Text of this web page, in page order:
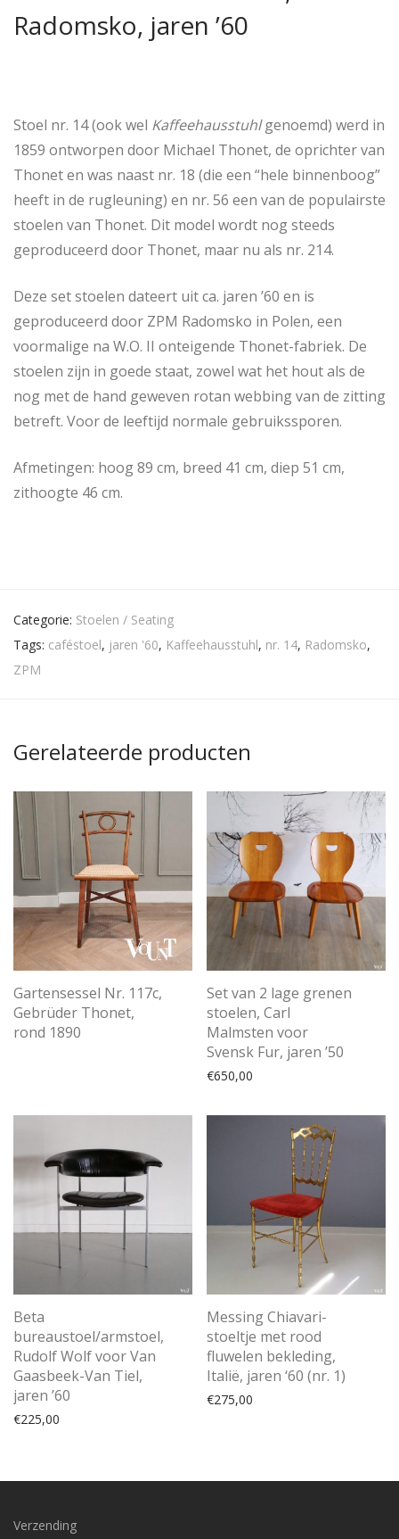
Radomsko, jaren ’60
Stoel nr. 14 (ook wel Kaffeehausstuhlgenoemd) werd in
1859 ontworpen door Michael Thonet, de oprichter van
Thonet en was naast nr. 18 (die een “hele binnenboog”
heeft in de rugleuning) en nr. 56 een van de populairste
stoelen van Thonet. Dit model wordt nog steeds
geproduceerd door Thonet, maar nu als nr. 214.
Deze set stoelen dateert uit ca. jaren ’60 en is
geproduceerd door ZPM Radomsko in Polen, een
voormalige na W.O. II onteigende Thonet-fabriek. De
stoelen zijn in goede staat, zowel wat het hout als de
nog met de hand geweven rotan webbing van de zitting
betreft. Voor de leeftijd normale gebruikssporen.
Afmetingen: hoog 89 cm, breed 41 cm, diep 51 cm,
zithoogte 46 cm.
Categorie: Stoelen / Seating
Tags: caféstoel, jaren '60, Kaffeehausstuhl, nr. 14, Radomsko,
ZPM
Gerelateerde producten
Gartensessel Nr. 117c,
Gebrüder Thonet,
rond 1890
Set van 2 lage grenen
stoelen, Carl
Malmsten voor
Svensk Fur, jaren ’50
€650,00
Beta
bureaustoel/armstoel,
Rudolf Wolf voor Van
Gaasbeek-Van Tiel,
jaren ’60
€225,00
Messing Chiavari-
stoeltje met rood
fluwelen bekleding,
Italië, jaren ‘60 (nr. 1)
€275,00
Verzending